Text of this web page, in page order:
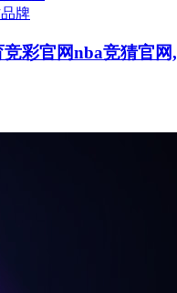
牌
竞彩官网nba竞猜官网,